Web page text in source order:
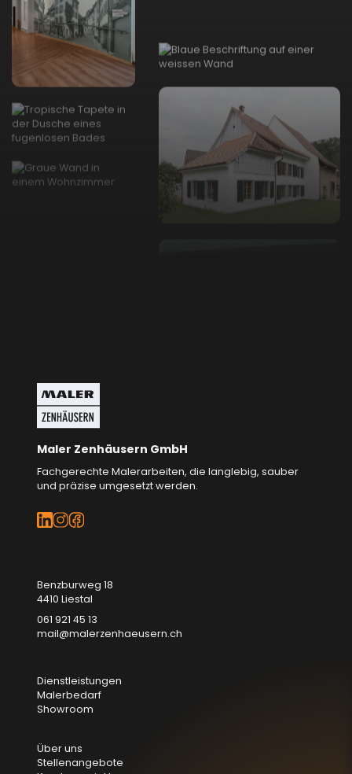
Maler Zenhäusern GmbH
Fachgerechte Malerarbeiten, die langlebig, sauber
und präzise umgesetzt werden.
Benzburweg 18
4410 Liestal
061 921 45 13
mail@malerzenhaeusern.ch
Dienstleistungen
Malerbedarf
Showroom
Über uns
Stellenangebote